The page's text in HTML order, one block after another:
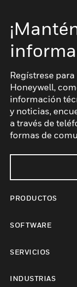
Regístrese
Honeywell,
información
y noticias,
a través de
formas de
PRODUCTOS
SOFTWARE
SERVICIOS
INDUSTRIAS